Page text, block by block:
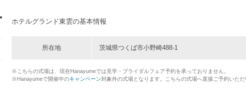
ホテルグランド東雲の基本情報
所在地 茨城県つくば市小野崎488-1
※こちらの式場は、現在Hanayumeでは見学・ブライダルフェア予約を承っておりません。
※Hanayumeで開催中のキャンペーン対象外の式場となります。こちらの式場へ直接ご予約いた